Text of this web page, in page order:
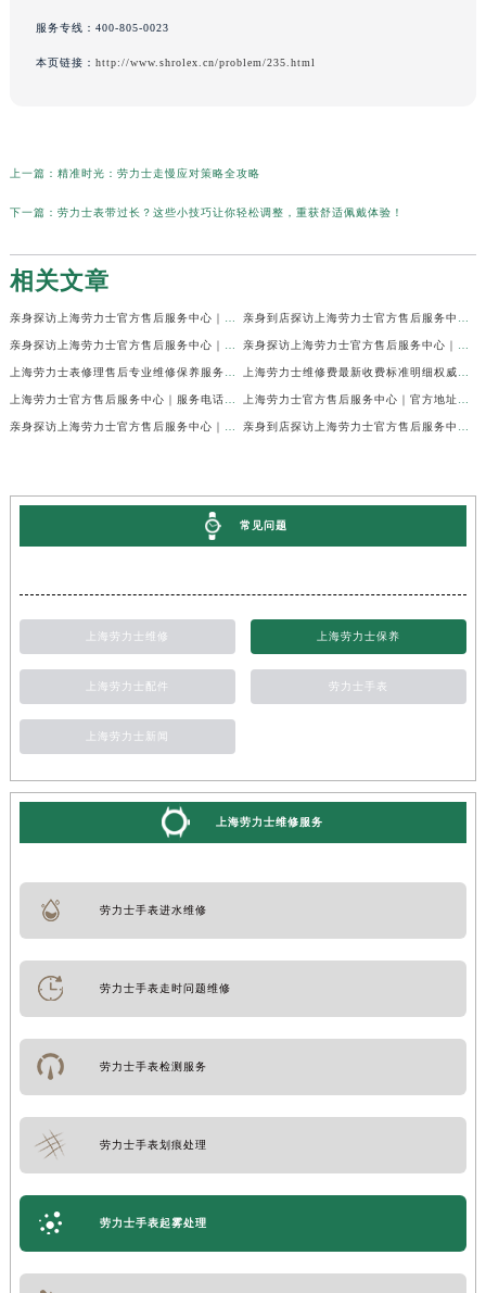
服务专线： 400-805-0023
本页链接： http://www.shrolex.cn/problem/235.html
上一篇： 精准时光：劳力士走慢应对策略全攻略
下一篇： 劳力士表带过长？这些小技巧让你轻松调整，重获舒适佩戴体验！
相关文章
常见问题
上海劳力士维修 上海劳力士保养
上海劳力士配件 劳力士手表
上海劳力士新闻
上海劳力士维修服务
劳力士手表进水维修
劳力士手表走时问题维修
劳力士手表检测服务
劳力士手表划痕处理
劳力士手表起雾处理